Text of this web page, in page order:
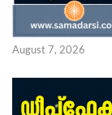
August 7, 2026